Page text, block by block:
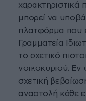
χαρακτηριστικά
μπορεί να
πλατφόρμα που
Γραμματεία
το σχετικό
νοικοκυριού. Εν
σχετική
αναστολή κάθε